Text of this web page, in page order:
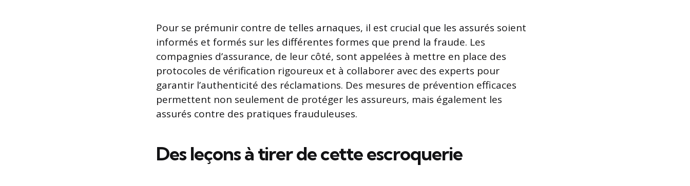
Pour se prémunir contre de telles arnaques, il est crucial que les assurés soient
informés et formés sur les différentes formes que prend la fraude. Les
compagnies d’assurance, de leur côté, sont appelées à mettre en place des
protocoles de vérification rigoureux et à collaborer avec des experts pour
garantir l’authenticité des réclamations. Des mesures de prévention efficaces
permettent non seulement de protéger les assureurs, mais également les
assurés contre des pratiques frauduleuses.
Des leçons à tirer de cette escroquerie